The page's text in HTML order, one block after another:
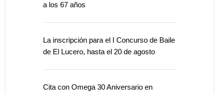
a los 67 años
La inscripción para el I Concurso de Baile
de El Lucero, hasta el 20 de agosto
Cita con Omega 30 Aniversario en